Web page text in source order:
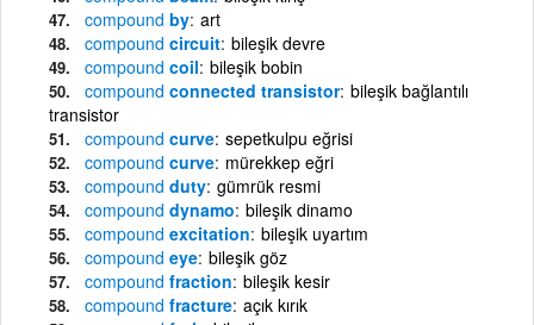
compound by art
compound circuit bileşik devre
compound coil bileşik bobin
compound connected transistor bileşik bağlantılı
transistor
compound curve sepetkulpu eğrisi
compound curve mürekkep eğri
compound duty gümrük resmi
compound dynamo bileşik dinamo
compound excitation bileşik uyartım
compound eye bileşik göz
compound fraction bileşik kesir
compound fracture açık kırık